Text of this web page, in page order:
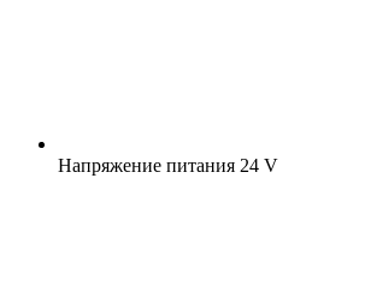
Напряжение питания 24 V